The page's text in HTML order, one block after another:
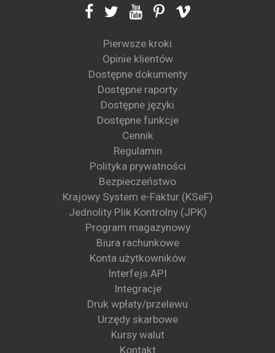
Pierwsze kroki
Opinie klientów
Dostępne dokumenty
Dostępne raporty
Dostępne języki
Dostępne funkcje
Cennik
Regulamin
Polityka prywatności
Bezpieczeństwo
Krajowy System e-Faktur (KSeF)
Jednolity Plik Kontrolny (JPK)
Program magazynowy
Biura rachunkowe
Konta użytkowników
Interfejs API
Integracje
Druk wpłaty/przelewu
Urzędy skarbowe
Kursy walut
Kontakt